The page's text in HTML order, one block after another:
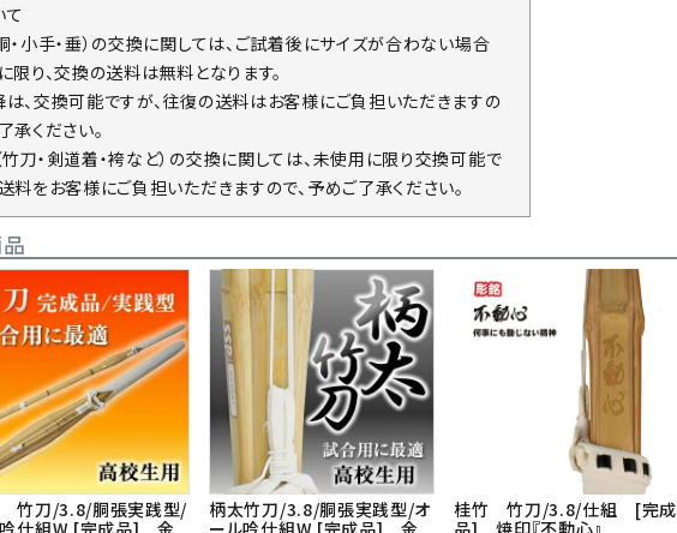
・小手・垂）の交換に関しては、ご試着後にサイズが合わない場合
限り、交換の送料は無料となります。
、交換可能ですが、往復の送料はお客様にご負担いただきますの
承ください。
刀・剣道着・袴など）の交換に関しては、未使用に限り交換可能で
料をお客様にご負担いただきますので、予めご了承ください。
竹刀/3.8/胴張実践型/
仕組W [完成品] 金
柄太竹刀/3.8/胴張実践型/オ
ール吟仕組W [完成品] 金
桂竹 竹刀/3.8/仕組 [完成
品] 焼印『不動心』